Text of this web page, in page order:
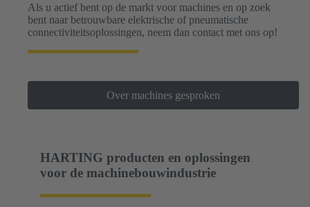
Als u actief bent op de markt voor machines en op zoek
bent naar betrouwbare elektrische of pneumatische
connectiviteitsoplossingen, neem dan contact met ons op!
Over machines gesproken
HARTING producten en oplossingen
voor de machinebouwindustrie